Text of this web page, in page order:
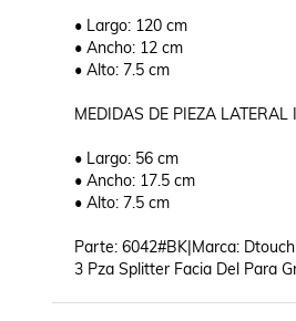
• Largo: 120 cm
• Ancho: 12 cm
• Alto: 7.5 cm
MEDIDAS DE PIEZA
• Largo: 56 cm
• Ancho: 17.5 cm
• Alto: 7.5 cm
Parte: 6042#BK|Marca:
3 Pza Splitter Facia Del Para